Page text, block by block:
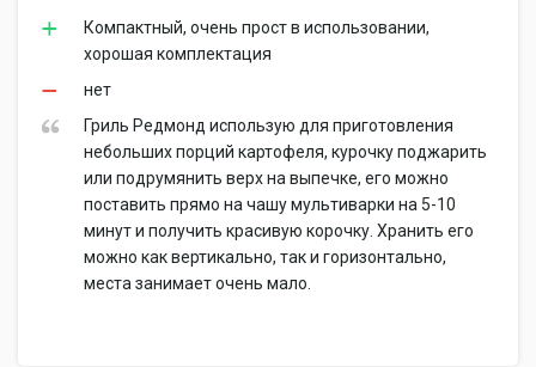
Компактный, очень прост в использовании,
хорошая комплектация
нет
Гриль Редмонд использую для приготовления
небольших порций картофеля, курочку поджарить
или подрумянить верх на выпечке, его можно
поставить прямо на чашу мультиварки на 5-10
минут и получить красивую корочку. Хранить его
можно как вертикально, так и горизонтально,
места занимает очень мало.